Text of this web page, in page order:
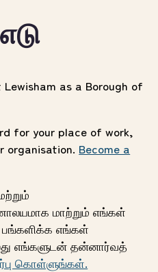
as a Borough of
for your place of work,
organisation. Become a
மாற்றும் எங்கள்
எங்கள்
எங்களுடன்தன்னார்வத்
கொள்ளுங்கள்.